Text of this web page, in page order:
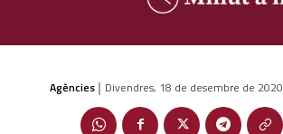
Agències | Divendres, 18 de desembre de 2020